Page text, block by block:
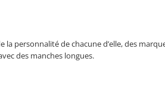
personnalité de chacune d’elle, des
des manches longues.